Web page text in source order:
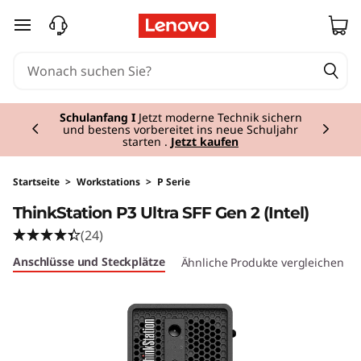
T
k
S
a
zum Hauptinhalt springen
Schulanfang IJetzt moderne Technik sichern
und bestens vorbereitet ins neue Schuljahr
starten . Jetzt kaufen
Currently displaying item 1 of 3
Startseite > Workstations > P Serie
ThinkStation P3 Ultra SFF Gen 2 (Intel)
(24)
Anschlüsse und Steckplätze Ähnliche Produkte vergleichen